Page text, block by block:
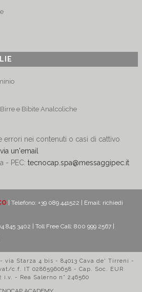
e Bibite Analcoliche
errori nei contenuti o casi di cattivo
un'email
- PEC:tecnocap.spa@messaggipec.it
| Telefono: +39 089 441522 | Email: richiedi
845 3402 | Toll Free Call: 800 999 2567 |
via Starza 4 bis - 84013 Cava de' Tirreni -
c.f. IT 02865960658 - Cap. Soc. EUR
i.v. - Rea Salerno n° 246560